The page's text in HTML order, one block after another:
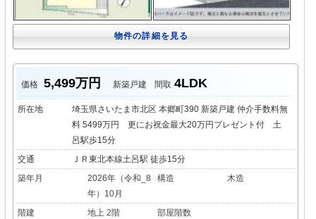
物件の詳細を見る
価格 5,499万円 新築戸建 間取 4LDK
所在地
埼玉県さいたま市北区 本郷町390 新築戸建 仲介手数料無
料 5499万円 更にお祝金最大20万円プレゼント付 土
呂駅歩15分
交通
ＪＲ東北本線土呂駅 徒歩15分
築年月
2026年（令和_8
年）10月
構造 木造
階建 地上 2階
部屋階数